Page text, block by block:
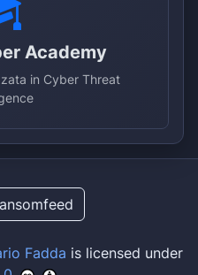
Academy
in Cyber Threat
Fadda is licensed under